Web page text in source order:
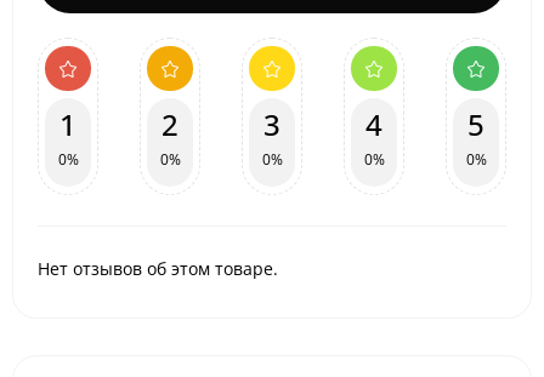
1
0%
2
0%
3
0%
4
0%
5
0%
Нет отзывов об этом товаре.